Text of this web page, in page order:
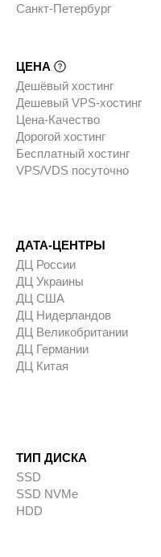
Санкт-Петербург
ЦЕНА
Дешёвый хостинг
Дешевый VPS-хостинг
Цена-Качество
Дорогой хостинг
Бесплатный хостинг
VPS/VDS посуточно
ДАТА-ЦЕНТРЫ
ДЦ России
ДЦ Украины
ДЦ США
ДЦ Нидерландов
ДЦ Великобритании
ДЦ Германии
ДЦ Китая
ТИП ДИСКА
SSD
SSD NVMe
HDD